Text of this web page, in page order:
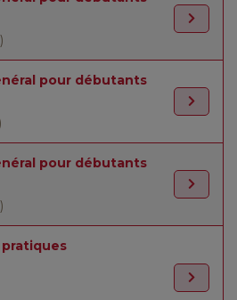
pour débutants
pour débutants
pratiques